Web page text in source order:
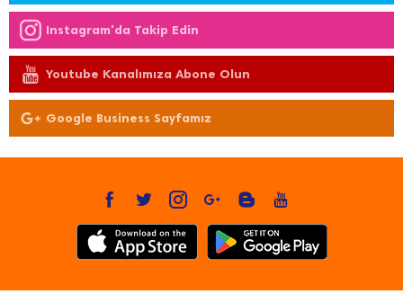
Instagram'da Takip Edin
Youtube Kanalımıza Abone Olun
Google Business Sayfamız